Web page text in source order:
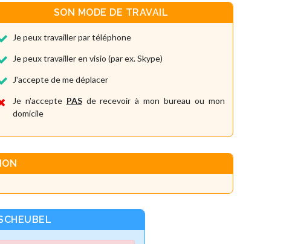
SON MODE DE TRAVAIL
Je peux travailler par téléphone
Je peux travailler en visio (par ex. Skype)
J'accepte de me déplacer
Je n'accepte PASde recevoir à mon bureau ou mon
domicile